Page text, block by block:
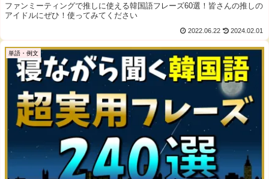
ファンミーティングで推しに使える韓国語フレーズ60選！皆さんの推しの
アイドルにぜひ！使ってみてください
2022.06.22 2024.02.01
単語・例文